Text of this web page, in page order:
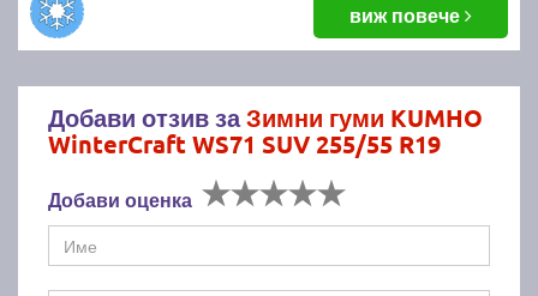
виж повече
Добави отзив заЗимни гуми KUMHO
WinterCraft WS71 SUV 255/55 R19
Добави оценка